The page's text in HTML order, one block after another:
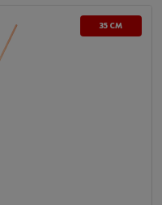
35 CM